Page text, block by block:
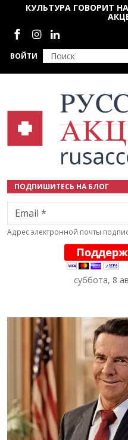
Перейти к основному
ВОЙТИ
КУЛЬТУРА ГОВОРИТ
Социальные сети
ПОДПИШИТЕСЬ НА БЛОГ
Email
Адрес электронной почты
суббота, 8